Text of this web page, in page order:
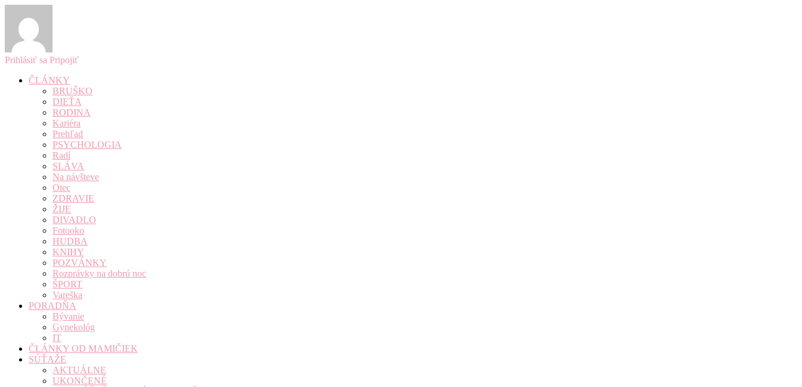
Prihlásiť sa Pripojiť
ČLÁNKY
BRUŠKO
DIEŤA
RODINA
Kariéra
Prehľad
PSYCHOLOGIA
Radí
SLÁVA
Na návšteve
Otec
ZDRAVIE
ŽIJE
DIVADLO
Fotooko
HUDBA
KNIHY
POZVÁNKY
Rozprávky na dobrú noc
ŠPORT
Vareška
PORADŇA
Bývanie
Gynekológ
IT
ČLÁNKY OD MAMIČIEK
SÚŤAŽE
AKTUÁLNE
UKONČENÉ